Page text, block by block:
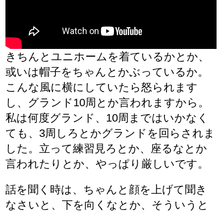
きちんとユニホームを着ているかとか、
或いは帽子をちゃんとかぶっているか。
こんな風に横にしていたら怒られます
し、グランド10周とか言われますから。
私は何度グランド、10周まではいかなく
ても、3周しろとかグランドを回らされま
した。立って練習見ろとか、座るなとか
言われたりとか、やっぱり厳しいです。
話を聞く時は、ちゃんと顔を上げて聞き
なさいと、下を向くなとか、そういうと